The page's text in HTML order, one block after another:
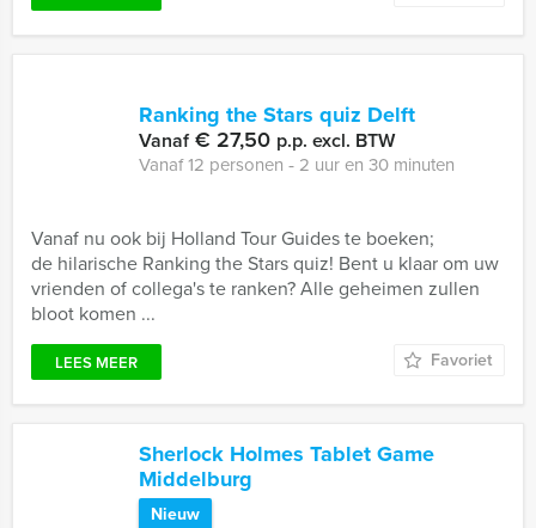
Ranking the Stars quiz Delft
Vanaf€ 27,50 p.p. excl. BTW
Vanaf 12 personen ‐ 2 uur en 30 minuten
Vanaf nu ook bij Holland Tour Guides te boeken;
de hilarische Ranking the Stars quiz! Bent u klaar om uw
vrienden of collega's te ranken? Alle geheimen zullen
bloot komen ...
LEES MEER Favoriet
Sherlock Holmes Tablet Game
Middelburg
Nieuw